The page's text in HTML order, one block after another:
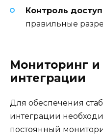
Контроль
правильные
Мониторинг
интеграции
Для обеспечения
интеграции
постоянный